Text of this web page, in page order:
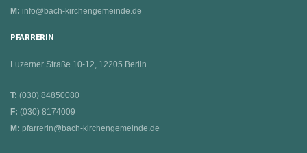
M: info@bach-kirchengemeinde.de
PFARRERIN
Luzerner Straße 10-12, 12205 Berlin
T: (030) 84850080
F: (030) 8174009
M: pfarrerin@bach-kirchengemeinde.de